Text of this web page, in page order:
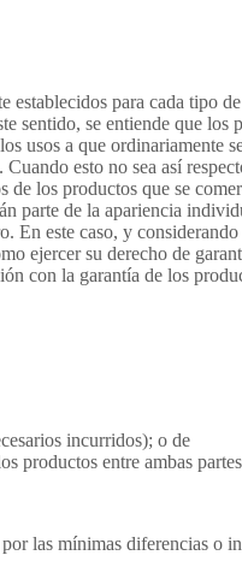
establecidos para cada tipo
sentido, se entiende que los
usos a que ordinariamente
esto no sea así
de los productos que se
parte de la apariencia
En este caso, y
ejercer su derecho de
con la garantía de los
incurridos); o de
productos entre ambas
las mínimas diferencias o